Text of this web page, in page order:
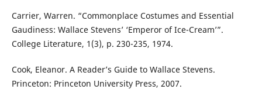
Carrier, Warren. “Commonplace Costumes and Essential
Gaudiness: Wallace Stevens’ ‘Emperor of Ice-Cream’”.
College Literature, 1(3), p. 230-235, 1974.
Cook, Eleanor. A Reader’s Guide to Wallace Stevens.
Princeton: Princeton University Press, 2007.